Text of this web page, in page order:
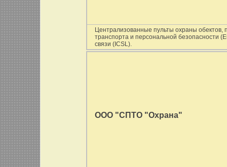
Централизованные пульты охраны обектов,
транспорта и персональной безопасности
связи (ICSL).
ООО "СПТО "Охрана"